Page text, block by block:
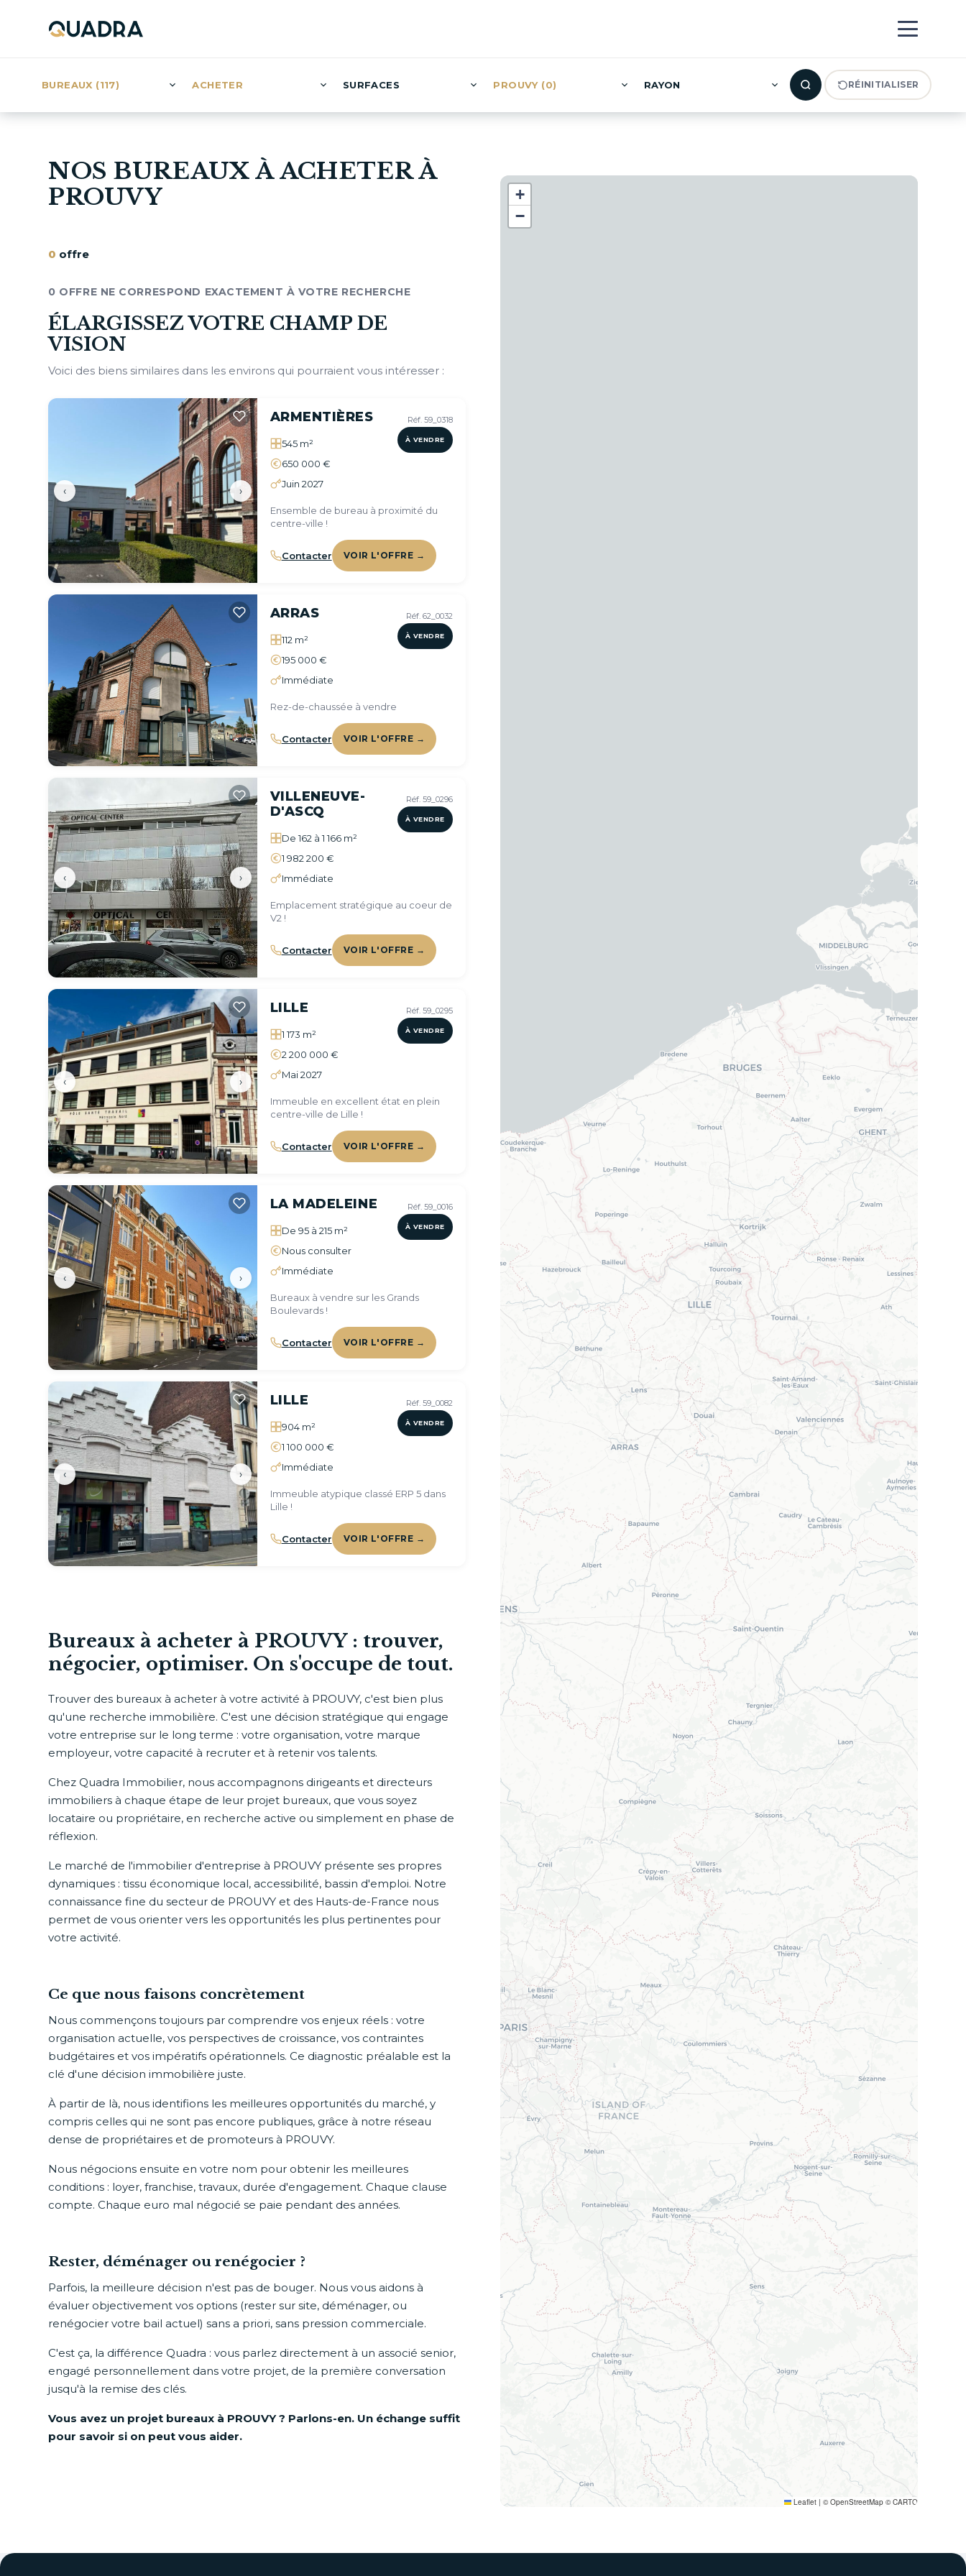
BUREAUX (117) ACHETER SURFACES PROUVY (0) RAYON RÉINITIALISER
NOS BUREAUX À ACHETER À
PROUVY
0 offre
0 OFFRE NE CORRESPOND EXACTEMENT À VOTRE RECHERCHE
ÉLARGISSEZ VOTRE CHAMP DE
VISION
Voici des biens similaires dans les environs qui pourraient vous intéresser :
‹ ›
Réf. 59_0318
À VENDRE
ARMENTIÈRES
545 m²
650 000 €
Juin 2027
Ensemble de bureau à proximité du
centre-ville !
Contacter VOIR L'OFFRE →
Réf. 62_0032
À VENDRE
ARRAS
112 m²
195 000 €
Immédiate
Rez-de-chaussée à vendre
Contacter VOIR L'OFFRE →
‹ ›
Réf. 59_0296
À VENDRE
VILLENEUVE-
D'ASCQ
De 162 à 1 166 m²
1 982 200 €
Immédiate
Emplacement stratégique au coeur de
V2 !
Contacter VOIR L'OFFRE →
‹ ›
Réf. 59_0295
À VENDRE
LILLE
1 173 m²
2 200 000 €
Mai 2027
Immeuble en excellent état en plein
centre-ville de Lille !
Contacter VOIR L'OFFRE →
‹ ›
Réf. 59_0016
À VENDRE
LA MADELEINE
De 95 à 215 m²
Nous consulter
Immédiate
Bureaux à vendre sur les Grands
Boulevards !
Contacter VOIR L'OFFRE →
‹ ›
Réf. 59_0082
À VENDRE
LILLE
904 m²
1 100 000 €
Immédiate
Immeuble atypique classé ERP 5 dans
Lille !
Contacter VOIR L'OFFRE →
Bureaux à acheter à PROUVY : trouver,
négocier, optimiser. On s'occupe de tout.
Trouver des bureaux à acheter à votre activité à PROUVY, c'est bien plus
qu'une recherche immobilière. C'est une décision stratégique qui engage
votre entreprise sur le long terme : votre organisation, votre marque
employeur, votre capacité à recruter et à retenir vos talents.
Chez Quadra Immobilier, nous accompagnons dirigeants et directeurs
immobiliers à chaque étape de leur projet bureaux, que vous soyez
locataire ou propriétaire, en recherche active ou simplement en phase de
réflexion.
Le marché de l'immobilier d'entreprise à PROUVY présente ses propres
dynamiques : tissu économique local, accessibilité, bassin d'emploi. Notre
connaissance fine du secteur de PROUVY et des Hauts-de-France nous
permet de vous orienter vers les opportunités les plus pertinentes pour
votre activité.
Ce que nous faisons concrètement
Nous commençons toujours par comprendre vos enjeux réels : votre
organisation actuelle, vos perspectives de croissance, vos contraintes
budgétaires et vos impératifs opérationnels. Ce diagnostic préalable est la
clé d'une décision immobilière juste.
À partir de là, nous identifions les meilleures opportunités du marché, y
compris celles qui ne sont pas encore publiques, grâce à notre réseau
dense de propriétaires et de promoteurs à PROUVY.
Nous négocions ensuite en votre nom pour obtenir les meilleures
conditions : loyer, franchise, travaux, durée d'engagement. Chaque clause
compte. Chaque euro mal négocié se paie pendant des années.
Rester, déménager ou renégocier ?
Parfois, la meilleure décision n'est pas de bouger. Nous vous aidons à
évaluer objectivement vos options (rester sur site, déménager, ou
renégocier votre bail actuel) sans a priori, sans pression commerciale.
C'est ça, la différence Quadra : vous parlez directement à un associé senior,
engagé personnellement dans votre projet, de la première conversation
jusqu'à la remise des clés.
Vous avez un projet bureaux à PROUVY ? Parlons-en. Un échange suffit
pour savoir si on peut vous aider.
+
−
Leaflet | © OpenStreetMap © CARTO